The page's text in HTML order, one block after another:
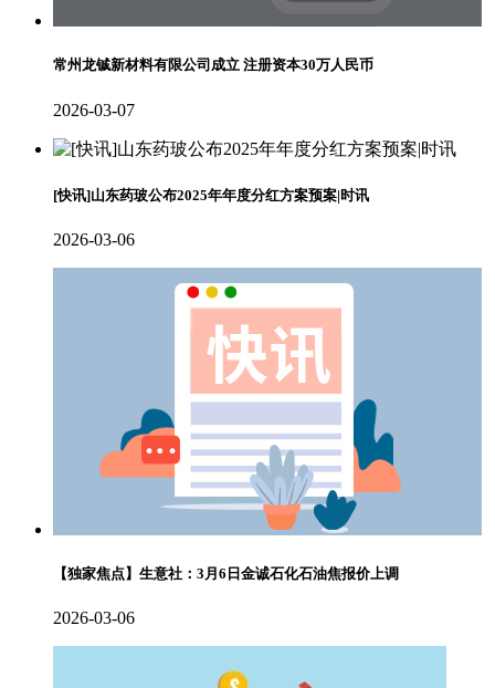
常州龙铖新材料有限公司成立 注册资本30万人民币
2026-03-07
[快讯]山东药玻公布2025年年度分红方案预案|时讯
2026-03-06
【独家焦点】生意社：3月6日金诚石化石油焦报价上调
2026-03-06